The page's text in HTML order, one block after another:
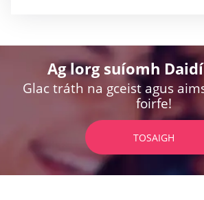
Ag lorg suíomh
Glac tráth na gceist agus
foirfe!
TOSAIGH